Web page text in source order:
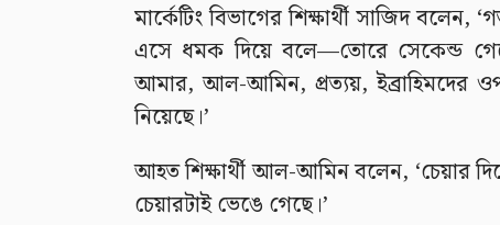
মার্কেটিং বিভাগের শিক্ষার্থী সাজিদ
এসে ধমক দিয়ে বলে—তোরে সেকেন্ড
আমার, আল-আমিন, প্রত্যয়,
নিয়েছে।’
আহত শিক্ষার্থী আল-আমিন বলেন, ‘চেয়ার
চেয়ারটাই ভেঙে গেছে।’